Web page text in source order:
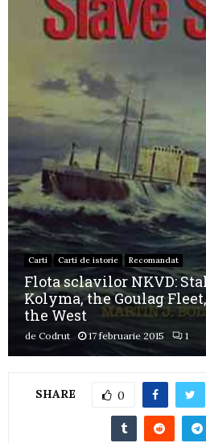
Carti Carti de istorie Recomandat
Flota sclavilor NKVD:
Kolyma, the Goulag
the West
de Codrut 17 februarie 2015 1
SHARE 0